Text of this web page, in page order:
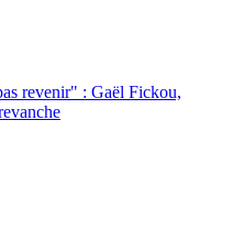
revenir" : Gaël Fickou,